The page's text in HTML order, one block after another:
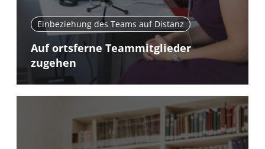
Einbeziehung des Teams auf Distanz
Auf ortsferne Teammitglieder
zugehen